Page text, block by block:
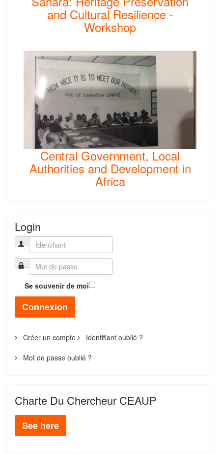
and Cultural Resilience -
Workshop
Central Government, Local
Authorities and Development in
Africa
Login
Se souvenir de moi
Connexion
Créer un compte Identifiant oublié ?
Mot de passe oublié ?
Charte Du Chercheur CEAUP
See here